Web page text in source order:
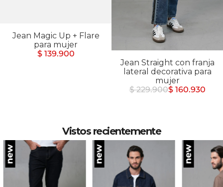
Jean Magic Up + Flare
para mujer
$ 139.900
Jean Straight con franja
lateral decorativa para
mujer
$ 229.900$ 160.930
Vistos recientemente